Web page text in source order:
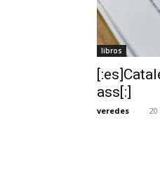
libros
ass[:]
veredes -